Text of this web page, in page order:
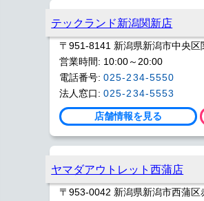
テックランド新潟関新店
〒951-8141 新潟県新潟市中央区
営業時間: 10:00～20:00
電話番号: 025-234-5550
法人窓口: 025-234-5553
店舗情報を見る
ヤマダアウトレット西蒲店
〒953-0042 新潟県新潟市西蒲区